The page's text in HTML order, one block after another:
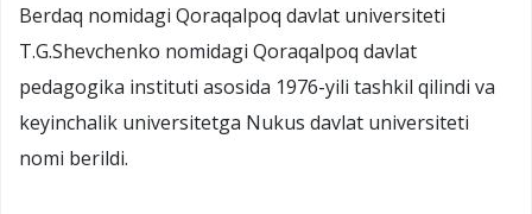
Berdaq nomidagi Qoraqalpoq davlat universiteti
T.G.Shevchenko nomidagi Qoraqalpoq davlat
pedagogika instituti asosida 1976-yili tashkil qilindi va
keyinchalik universitetga Nukus davlat universiteti
nomi berildi.